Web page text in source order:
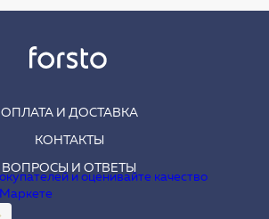
ОПЛАТА И ДОСТАВКА
КОНТАКТЫ
ВОПРОСЫ И ОТВЕТЫ